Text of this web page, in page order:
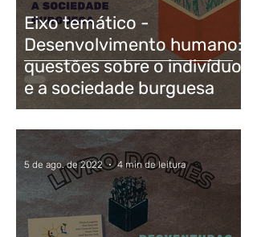
Eixo temático -
Desenvolvimento humano:
questões sobre o indivíduo
e a sociedade burguesa
5 de ago. de 2022 4 min de leitura